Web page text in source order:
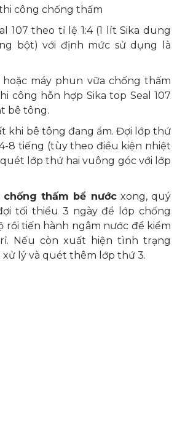
công chống thấm
107 theo tỉ lệ 1:4 (1 lít Sika dung
bột) với định mức sử dụng là
hoặc máy phun vữa chống thấm
công hỗn hợp Sika top Seal 107
bê tông.
khi bê tông đang ẩm. Đợi lớp thứ
8 tiếng (tùy theo điều kiện nhiệt
lớp thứ hai vuông góc với lớp
chống thấm bể nướcxong, quý
tối thiểu 3 ngày để lớp chống
rồi tiến hành ngâm nước để kiểm
Nếu còn xuất hiện tình trạng
lý và quét thêm lớp thứ 3.